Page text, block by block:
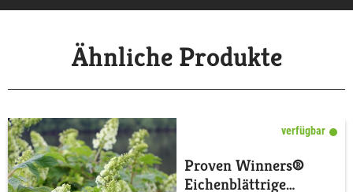
Ähnliche Produkte
verfügbar
Proven Winners®
Eichenblättrige